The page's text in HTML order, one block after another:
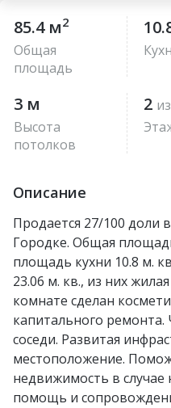
85.4 м2
Общая
площадь
3 м
Высота
потолков
2
Описание
Продается 27/100
Городке. Общая
площадь кухни 10.8 м.
23.06 м. кв., из них
комнате сделан
капитального
соседи. Развитая
местоположение.
недвижимость в случае
помощь и